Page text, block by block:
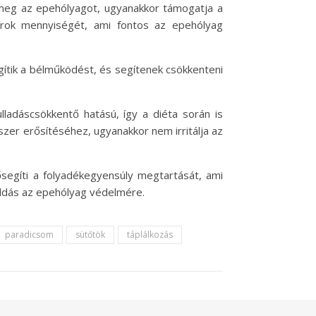
az epehólyagot, ugyanakkor támogatja a
mennyiségét, ami fontos az epehólyag
a bélműködést, és segítenek csökkenteni
hatású, így a diéta során is
erősítéséhez, ugyanakkor nem irritálja az
a folyadékegyensúly megtartását, ami
az epehólyag védelmére.
paradicsom sütőtök táplálkozás